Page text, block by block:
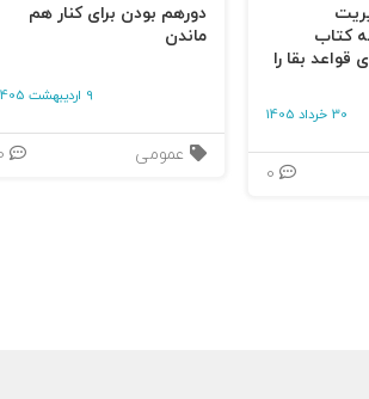
کتاب
بقا را
30 خرداد 1405
دورهم بودن برای کنار هم
ماندن
9 اردیبهشت 1405
عمومی